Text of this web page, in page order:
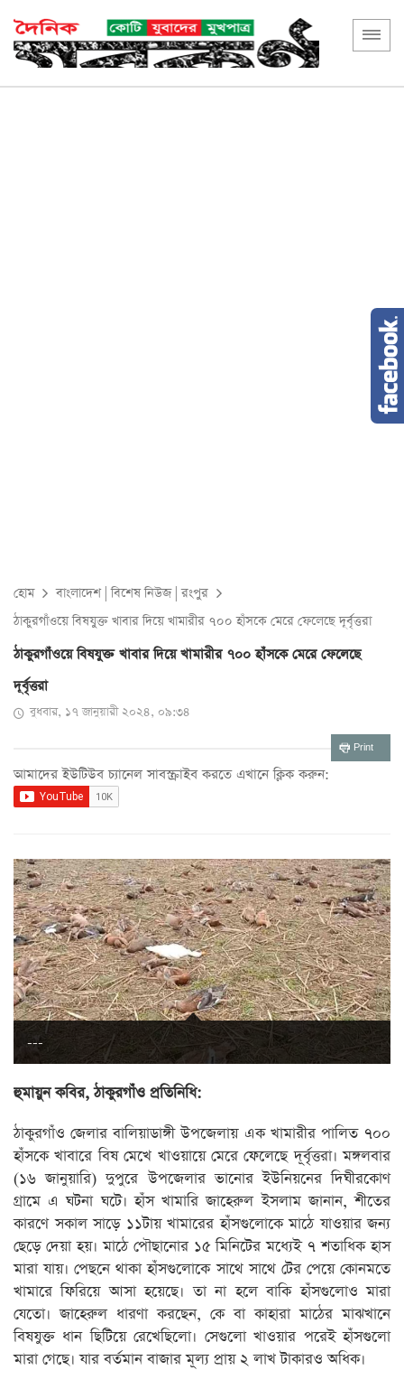
হোম বাংলাদেশ|বিশেষ নিউজ|রংপুর
ঠাকুরগাঁওয়ে বিষযুক্ত খাবার দিয়ে খামারীর ৭০০ হাঁসকে মেরে ফেলেছে দূর্বৃত্তরা
ঠাকুরগাঁওয়ে বিষযুক্ত খাবার দিয়ে খামারীর ৭০০ হাঁসকে মেরে ফেলেছে
দূর্বৃত্তরা
বুধবার, ১৭ জানুয়ারী ২০২৪, ০৯:৩৪
Print
আমাদের ইউটিউব চ্যানেল সাবস্ক্রাইব করতে এখানে ক্লিক করুন:
---
হুমায়ুন কবির, ঠাকুরগাঁও প্রতিনিধি:
ঠাকুরগাঁও জেলার বালিয়াডাঙ্গী উপজেলায় এক খামারীর পালিত ৭০০
হাঁসকে খাবারে বিষ মেখে খাওয়ায়ে মেরে ফেলেছে দূর্বৃত্তরা। মঙ্গলবার
(১৬ জানুয়ারি) দুপুরে উপজেলার ভানোর ইউনিয়নের দিঘীরকোণ
গ্রামে এ ঘটনা ঘটে। হাঁস খামারি জাহেরুল ইসলাম জানান, শীতের
কারণে সকাল সাড়ে ১১টায় খামারের হাঁসগুলোকে মাঠে যাওয়ার জন্য
ছেড়ে দেয়া হয়। মাঠে পৌছানোর ১৫ মিনিটের মধ্যেই ৭ শতাধিক হাস
মারা যায়। পেছনে থাকা হাঁসগুলোকে সাথে সাথে টের পেয়ে কোনমতে
খামারে ফিরিয়ে আসা হয়েছে। তা না হলে বাকি হাঁসগুলোও মারা
যেতো। জাহেরুল ধারণা করছেন, কে বা কাহারা মাঠের মাঝখানে
বিষযুক্ত ধান ছিটিয়ে রেখেছিলো। সেগুলো খাওয়ার পরেই হাঁসগুলো
মারা গেছে। যার বর্তমান বাজার মূল্য প্রায় ২ লাখ টাকারও অধিক।